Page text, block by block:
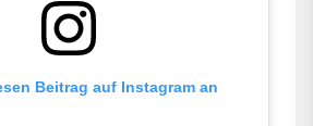
Beitrag auf Instagram an